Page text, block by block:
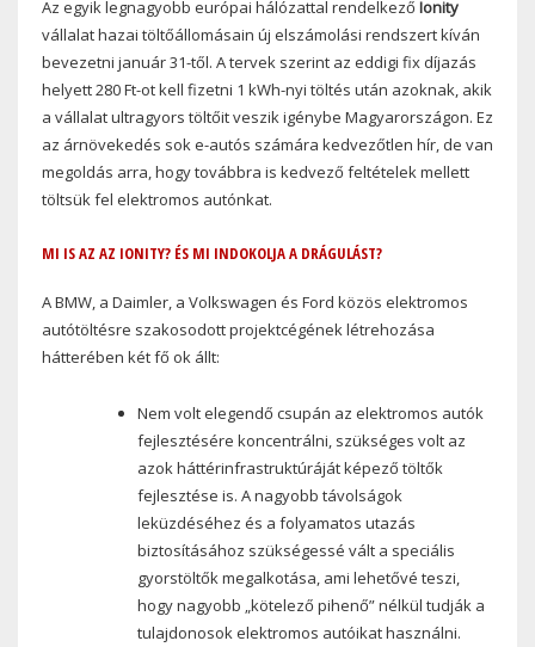
Az egyik legnagyobb európai hálózattal rendelkező Ionity
vállalat hazai töltőállomásain új elszámolási rendszert kíván
bevezetni január 31-től. A tervek szerint az eddigi fix díjazás
helyett 280 Ft-ot kell fizetni 1 kWh-nyi töltés után azoknak, akik
a vállalat ultragyors töltőit veszik igénybe Magyarországon. Ez
az árnövekedés sok e-autós számára kedvezőtlen hír, de van
megoldás arra, hogy továbbra is kedvező feltételek mellett
töltsük fel elektromos autónkat.
MI IS AZ AZ IONITY? ÉS MI INDOKOLJA A DRÁGULÁST?
A BMW, a Daimler, a Volkswagen és Ford közös elektromos
autótöltésre szakosodott projektcégének létrehozása
hátterében két fő ok állt:
Nem volt elegendő csupán az elektromos autók
fejlesztésére koncentrálni, szükséges volt az
azok háttérinfrastruktúráját képező töltők
fejlesztése is. A nagyobb távolságok
leküzdéséhez és a folyamatos utazás
biztosításához szükségessé vált a speciális
gyorstöltők megalkotása, ami lehetővé teszi,
hogy nagyobb „kötelező pihenő” nélkül tudják a
tulajdonosok elektromos autóikat használni.